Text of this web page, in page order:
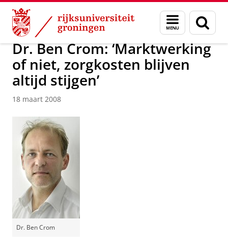
Skip
Content
Skip
Navigation
Menu
en
zoeken
Over ons Actueel Nieuws Nieuwsberichten
Dr. Ben Crom: ‘Marktwerking
of niet, zorgkosten blijven
altijd stijgen’
18 maart 2008
Dr. Ben Crom